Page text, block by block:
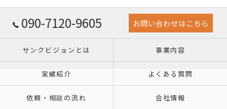
090-7120-9605 お問い合わせはこちら
サンクビジョンとは 事業内容
実績紹介 よくある質問
依頼・相談の流れ 会社情報